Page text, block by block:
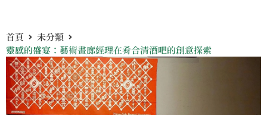
首頁
未分類
靈感的盛宴：藝術畫廊經理在肴合清酒吧的創意探索